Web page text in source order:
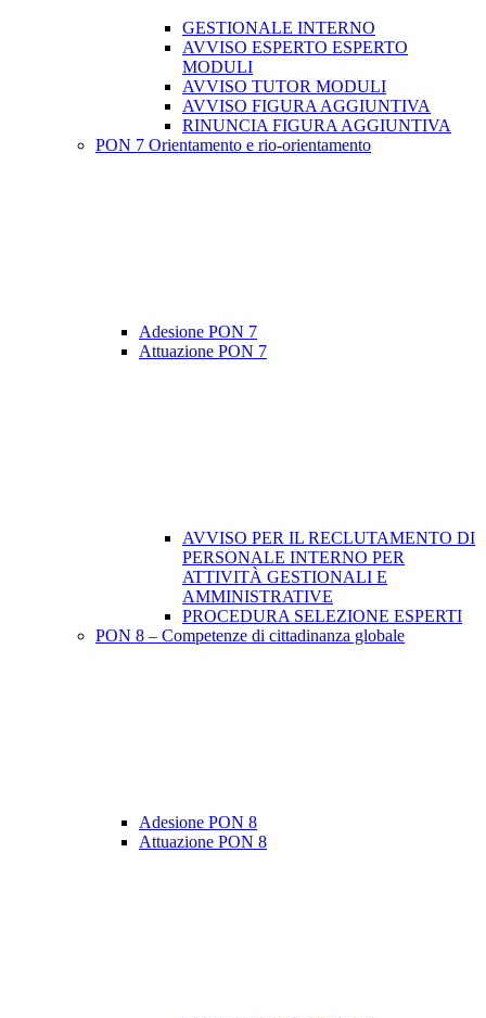
GESTIONALE INTERNO
AVVISO ESPERTO ESPERTO
MODULI
AVVISO TUTOR MODULI
AVVISO FIGURA AGGIUNTIVA
RINUNCIA FIGURA AGGIUNTIVA
PON 7 Orientamento e rio-orientamento
Adesione PON 7
Attuazione PON 7
AVVISO PER IL RECLUTAMENTO DI
PERSONALE INTERNO PER
ATTIVITÀ GESTIONALI E
AMMINISTRATIVE
PROCEDURA SELEZIONE ESPERTI
PON 8 – Competenze di cittadinanza globale
Adesione PON 8
Attuazione PON 8